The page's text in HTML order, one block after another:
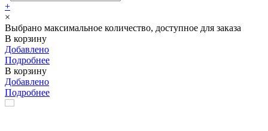
+
×
Выбрано максимальное количество, доступное для заказа
В корзину
Добавлено
Подробнее
В корзину
Добавлено
Подробнее